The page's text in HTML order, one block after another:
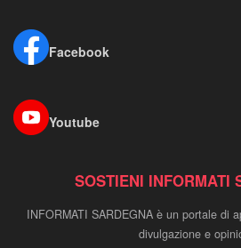
Facebook
Youtube
SOSTIENI INFORMATI
INFORMATI SARDEGNA è un portale di
divulgazione e